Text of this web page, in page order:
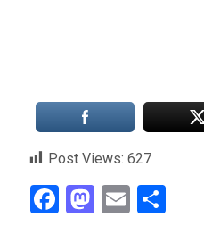
Post Views: 627
Facebook
Mastodon
Email